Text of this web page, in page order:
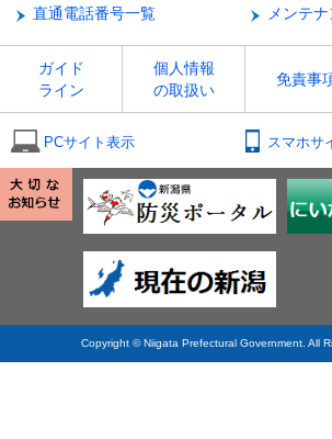
直通電話番号一覧
メンテナ
ガイド
ライン
個人情報
の取扱い
免責事
PCサイト表示 スマホサ
Copyright © Niigata Prefectural Government. All